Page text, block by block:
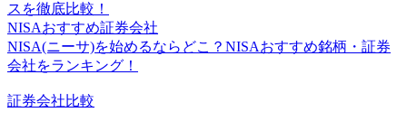
スを徹底比較！
NISAおすすめ証券会社
NISA(ニーサ)を始めるならどこ？NISAおすすめ銘柄・証券
会社をランキング！
証券会社比較